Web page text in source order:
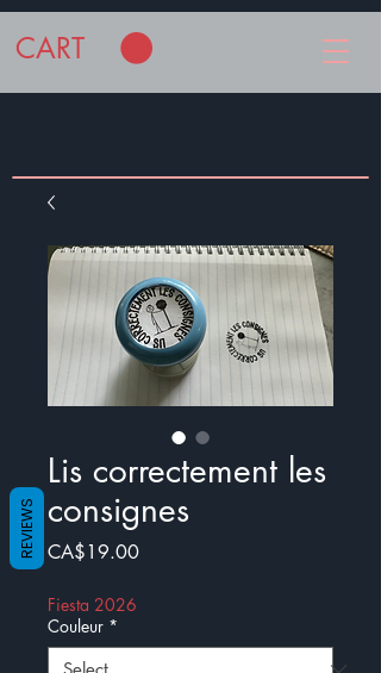
CART
Lis correctement les
consignes
CA$19.00Price
Fiesta 2026
Couleur *
REVIEWS